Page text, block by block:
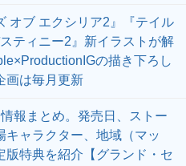
オブ エクシリア2』『テイル
ティニー2』新イラストが解
の描き下ろし
画は毎月更新
情報まとめ。発売日、ストー
キャラクター、地域（マッ
版特典を紹介【グランド・セ